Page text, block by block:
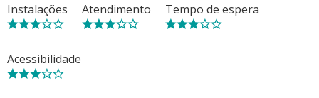
Instalações Atendimento Tempo de espera
Acessibilidade